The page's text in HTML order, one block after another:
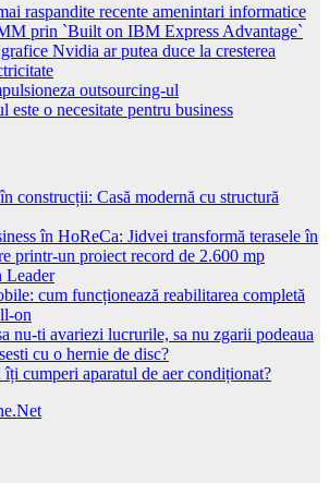
raspandite recente amenintari informatice
prin `Built on IBM Express Advantage`
Nvidia ar putea duce la cresterea
outsourcing-ul
este o necesitate pentru business
construcții: Casă modernă cu structură
în HoReCa: Jidvei transformă terasele în
printr-un proiect record de 2.600 mp
Leader
cum funcționează reabilitarea completă
on
nu-ti avariezi lucrurile, sa nu zgarii podeaua
cu o hernie de disc?
îți cumperi aparatul de aer condiționat?